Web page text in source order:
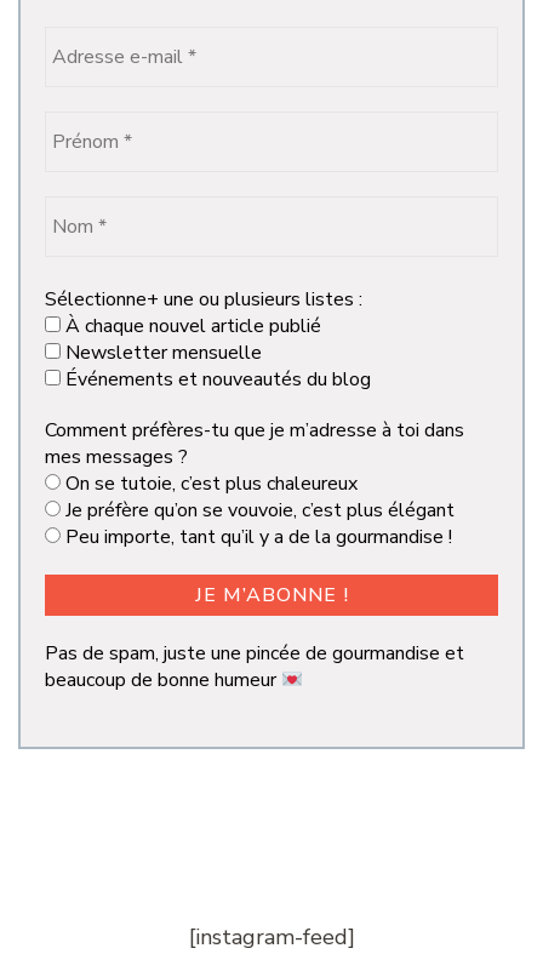
Sélectionne+ une ou plusieurs listes :
À chaque nouvel article publié
Newsletter mensuelle
Événements et nouveautés du blog
Comment préfères-tu que je m’adresse à toi dans
mes messages ?
On se tutoie, c’est plus chaleureux
Je préfère qu’on se vouvoie, c’est plus élégant
Peu importe, tant qu’il y a de la gourmandise !
Pas de spam, juste une pincée de gourmandise et
beaucoup de bonne humeur
[instagram-feed]